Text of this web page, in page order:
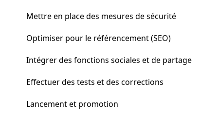
Mettre en place des mesures de sécurité
Optimiser pour le référencement (SEO)
Intégrer des fonctions sociales et de partage
Effectuer des tests et des corrections
Lancement et promotion